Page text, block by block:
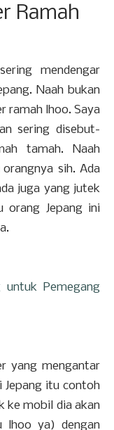
Ramah
mendengar
Naah bukan
ramah lhoo. Saya
sering disebut-
tamah. Naah
sih. Ada
juga yang jutek
orang Jepang ini
untuk Pemegang
yang mengantar
Jepang itu contoh
ke mobil dia akan
lhoo ya) dengan